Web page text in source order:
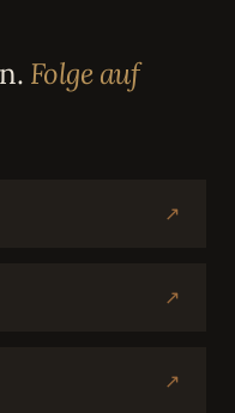
Folge auf
↗
↗
↗